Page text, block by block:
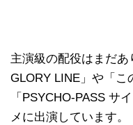
主演級の配役はまだ
GLORY LINE」や「こ
「PSYCHO-PASS サ
メに出演しています。